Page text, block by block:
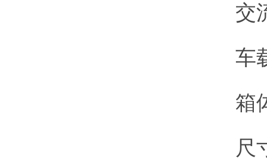
交流
车载
箱体
尺寸